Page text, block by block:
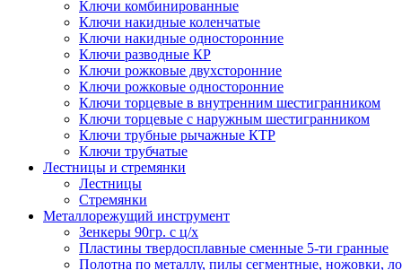
Ключи комбинированные
Ключи накидные коленчатые
Ключи накидные односторонние
Ключи разводные КР
Ключи рожковые двухсторонние
Ключи рожковые односторонние
Ключи торцевые в внутренним шестигранником
Ключи торцевые с наружным шестигранником
Ключи трубные рычажные КТР
Ключи трубчатые
Лестницы и стремянки
Лестницы
Стремянки
Металлорежущий инструмент
Зенкеры 90гр. с ц/х
Пластины твердосплавные сменные 5-ти гранные
Полотна по металлу, пилы сегментные, ножовки,